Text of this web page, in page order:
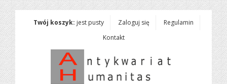
Twój koszyk: jest pusty Zaloguj się
Regulamin
Kontakt